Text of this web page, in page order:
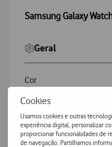
Cookies
Usamos cookies e outras
experiência digital, personalizar
proporcionar funcionalidades de
de navegação. Partilhamos
Samsung Galaxy
Geral
Cor
Marca
Modelo